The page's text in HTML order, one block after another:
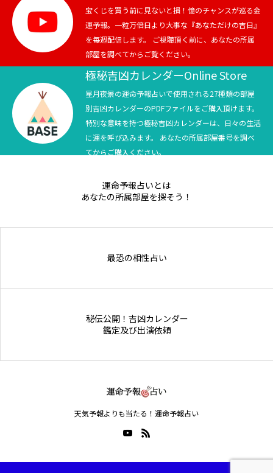
スポーツ
競馬
テニス四大大会・五輪
テニス四大大会・五輪
宝くじを買う前に見ないと損！億のチャンスが巡る金
運予報。一粒万倍日より大事な『あなただけの吉日』
を毎週配信します。 ご視聴頂く前に、あなたの所属
部屋を調べてからご覧ください。
極秘吉凶カレンダーOnline Store
星月夜景の運命予報占いで使用される27種類の部屋
別吉凶カレンダーのPDFファイルをご購入頂けます。
特別な意味を持つ極秘吉凶カレンダーは、日々の生活
に運を呼び込みます。 あなたの所属部屋番号を調べ
てからご購入ください。
運命予報占いとは
あなたの所属部屋を探そう！
最恐の相性占い
秘伝公開！吉凶カレンダー
鑑定及び出演依頼
天気予報よりも当たる！運命予報占い